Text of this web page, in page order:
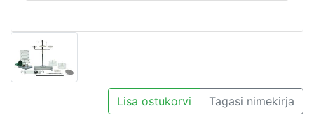
Lisa ostukorvi Tagasi nimekirja